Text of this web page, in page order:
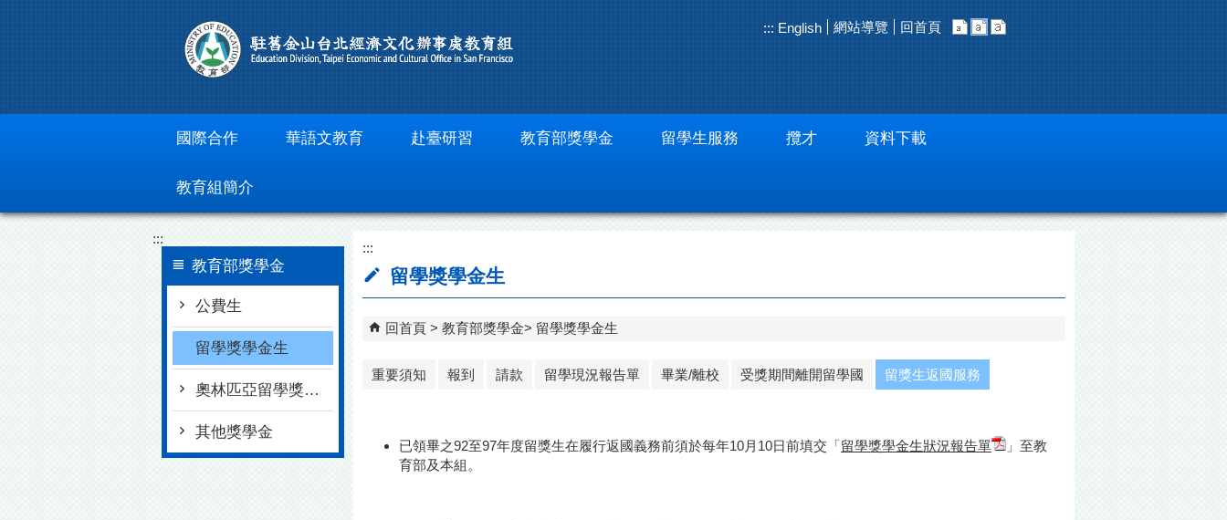
::: English 網站導覽 回首頁
國際合作 華語文教育 赴臺研習 教育部獎學金 留學生服務 攬才 資料下載
教育組簡介
:::
教育部獎學金
公費生
留學獎學金生
奧林匹亞留學獎學金
其他獎學金
:::
留學獎學金生
回首頁 教育部獎學金 留學獎學金生
重要須知 報到 請款 留學現況報告單 畢業/離校 受獎期間離開留學國 留獎生返國服務
已領畢之92至97年度留獎生在履行返國義務前須於每年10月10日前填交「留學獎學金生狀況報告單
」至教
育部及本組。